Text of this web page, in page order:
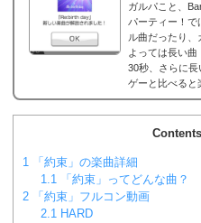
ガルパこと、
パーティー！で
ル曲だったり、
よっては長い
30秒、さらに
ゲーと比べると
ガルパに登場す
ベント周回にお
別スコア効率
Contents
1 「約束」の楽曲詳細
1.1 「約束」ってどんな曲？
2 「約束」フルコン動画
2.1 HARD